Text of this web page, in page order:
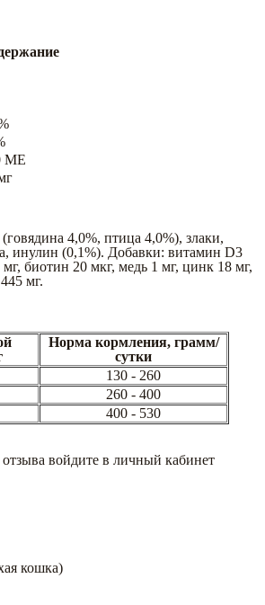
ME
4,0%, птица 4,0%), злаки,
инулин (0,1%). Добавки: витамин D3
биотин 20 мкг, медь 1 мг, цинк 18 мг,
мг.
Норма кормления, грамм/
сутки
130 - 260
260 - 400
400 - 530
войдите в личный кабинет
кошка)